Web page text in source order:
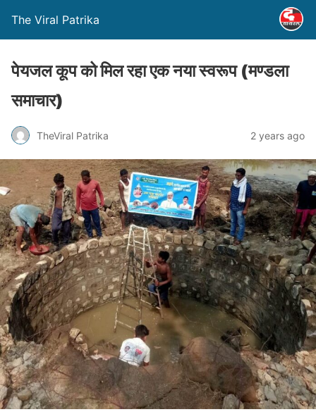
The Viral Patrika
पेयजल कूप को मिल रहा एक नया स्वरूप (मण्‍डला
समाचार)
TheViral Patrika 2 years ago